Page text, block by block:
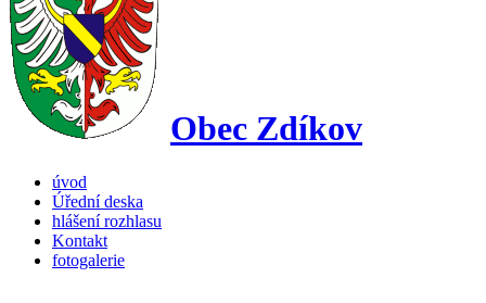
Obec Zdíkov
úvod
Úřední deska
hlášení rozhlasu
Kontakt
fotogalerie